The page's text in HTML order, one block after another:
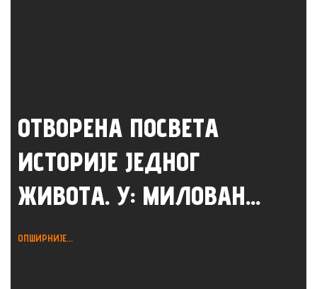
ОТВОРЕНА ПОСВЕТА
ИСТОРИЈЕ ЈЕДНОГ
ЖИВОТА. У: МИЛОВАН...
ОПШИРНИЈЕ...